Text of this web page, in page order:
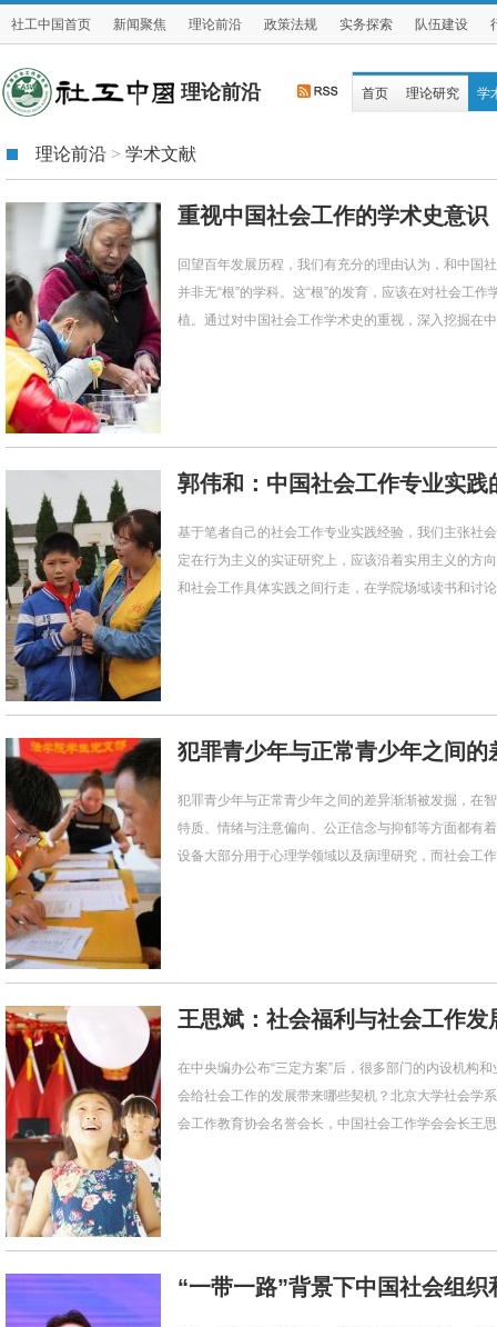
社工中国首页 新闻聚焦 理论前沿 政策法规 实务探索 队伍建设
理论前沿 首页 理论研究 学
理论前沿 > 学术文献
重视中国社会工作的学术史意识
回望百年发展历程，我们有充分的理由认为，和中国
并非无“根”的学科。这“根”的发育，应该在对社会工
植。通过对中国社会工作学术史的重视，深入挖掘在
郭伟和：中国社会工作专业实践
基于笔者自己的社会工作专业实践经验，我们主张社
定在行为主义的实证研究上，应该沿着实用主义的方
和社会工作具体实践之间行走，在学院场域读书和讨
犯罪青少年与正常青少年之间的
犯罪青少年与正常青少年之间的差异渐渐被发掘，在
特质、情绪与注意偏向、公正信念与抑郁等方面都有
设备大部分用于心理学领域以及病理研究，而社会工
王思斌：社会福利与社会工作发
在中央编办公布“三定方案”后，很多部门的内设机构
会给社会工作的发展带来哪些契机？北京大学社会学
会工作教育协会名誉会长，中国社会工作学会会长王
“一带一路”背景下中国社会组织